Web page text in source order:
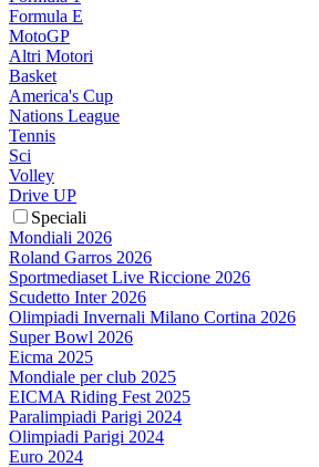
Formula E
MotoGP
Altri Motori
Basket
America's Cup
Nations League
Tennis
Sci
Volley
Drive UP
Speciali
Mondiali 2026
Roland Garros 2026
Sportmediaset Live Riccione 2026
Scudetto Inter 2026
Olimpiadi Invernali Milano Cortina 2026
Super Bowl 2026
Eicma 2025
Mondiale per club 2025
EICMA Riding Fest 2025
Paralimpiadi Parigi 2024
Olimpiadi Parigi 2024
Euro 2024